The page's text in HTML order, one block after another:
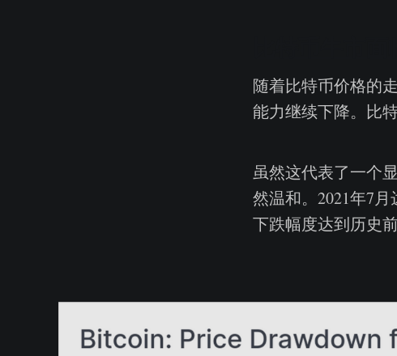
随着比特币价格的
能力继续下降。比
虽然这代表了一个
然温和。2021年7
下跌幅度达到历史